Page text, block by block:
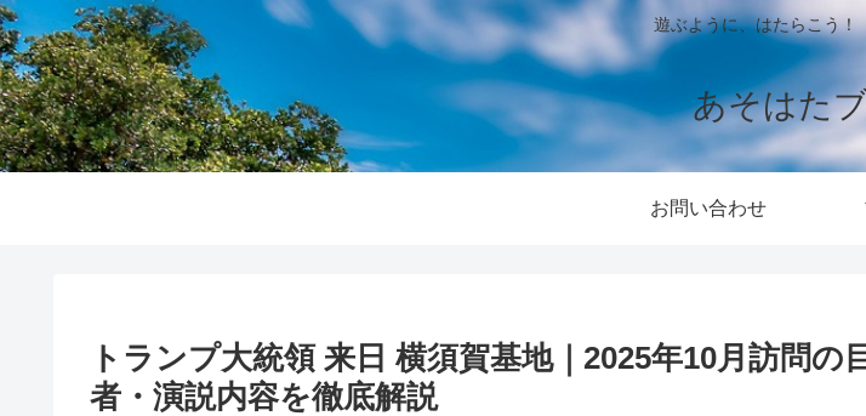
遊ぶように、はたらこう
あそはた
お問い合わせ
トランプ大統領 来日 横須賀基地｜2025年10月訪問の
者・演説内容を徹底解説